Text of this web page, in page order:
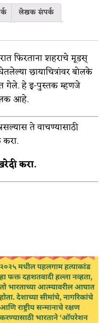
लेखक संपर्क
फिरताना शहराचे मूडस्
छायाचित्रांवर बोलके
गेले. हे इ-पुस्तक म्हणजे
आहे.
ते वाचण्यासाठी
करा.